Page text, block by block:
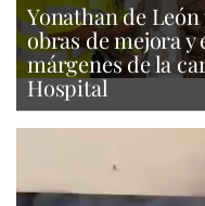
Yonathan de
obras de mejora
márgenes de la
Hospital